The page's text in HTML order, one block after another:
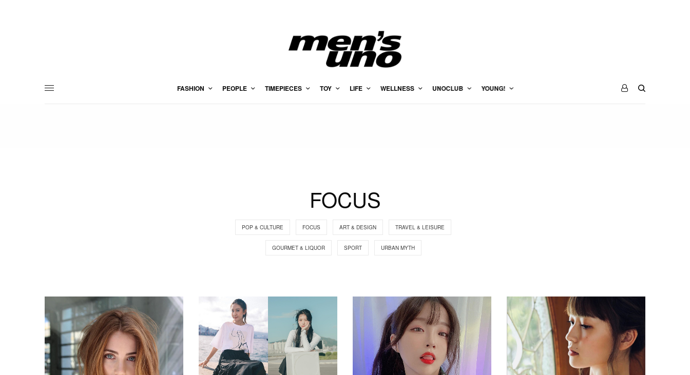
FASHION PEOPLE TIMEPIECES TOY LIFE WELLNESS UNOCLUB YOUNG!
FOCUS
POP & CULTURE FOCUS ART & DESIGN TRAVEL & LEISURE
GOURMET & LIQUOR SPORT URBAN MYTH